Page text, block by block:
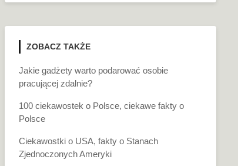
ZOBACZ TAKŻE
Jakie gadżety warto podarować osobie
pracującej zdalnie?
100 ciekawostek o Polsce, ciekawe fakty o
Polsce
Ciekawostki o USA, fakty o Stanach
Zjednoczonych Ameryki